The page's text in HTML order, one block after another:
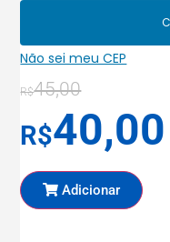
Não sei meu CEP
R$45,00
R$40,00
Adicionar